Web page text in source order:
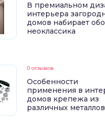
В премиальном
интерьера
домов набирает
неоклассика
0 отзывов
Особенности
применения в
домов крепежа из
различных металлов